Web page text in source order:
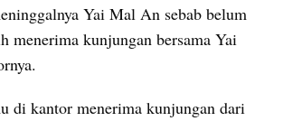
Yai Mal An sebab belum
menerima kunjungan bersama Yai
di kantor menerima kunjungan dari